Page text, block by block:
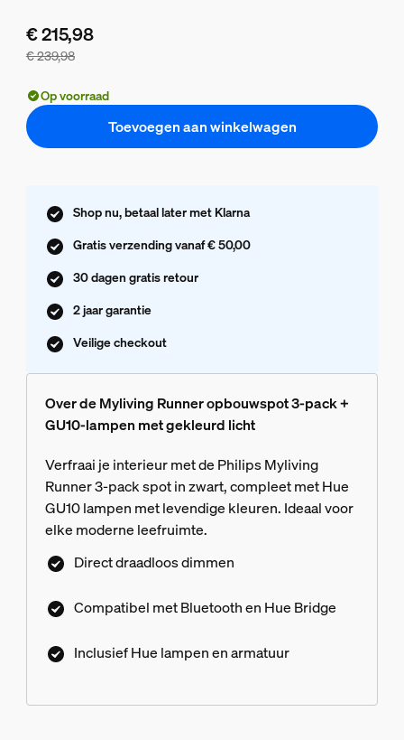
€ 239,98
€ 215,98
Op voorraad
Toevoegen aan winkelwagen
Shop nu, betaal later met Klarna
Gratis verzending vanaf € 50,00
30 dagen gratis retour
2 jaar garantie
Veilige checkout
Over de Myliving Runner opbouwspot 3-pack +
GU10-lampen met gekleurd licht
Verfraai je interieur met de Philips Myliving
Runner 3-pack spot in zwart, compleet met Hue
GU10 lampen met levendige kleuren. Ideaal voor
elke moderne leefruimte.
Direct draadloos dimmen
Compatibel met Bluetooth en Hue Bridge
Inclusief Hue lampen en armatuur